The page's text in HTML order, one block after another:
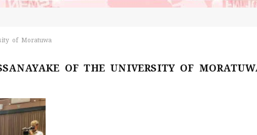
of Moratuwa
OF THE UNIVERSITY OF